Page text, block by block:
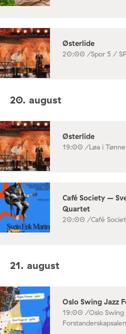
Østerlide
20:00 /Spor 5 /
20. august
Østerlide
19:00 /Løa i
Café Society –
Quartet
20:00 /Café
21. august
Oslo Swing Jazz
19:00 /Oslo